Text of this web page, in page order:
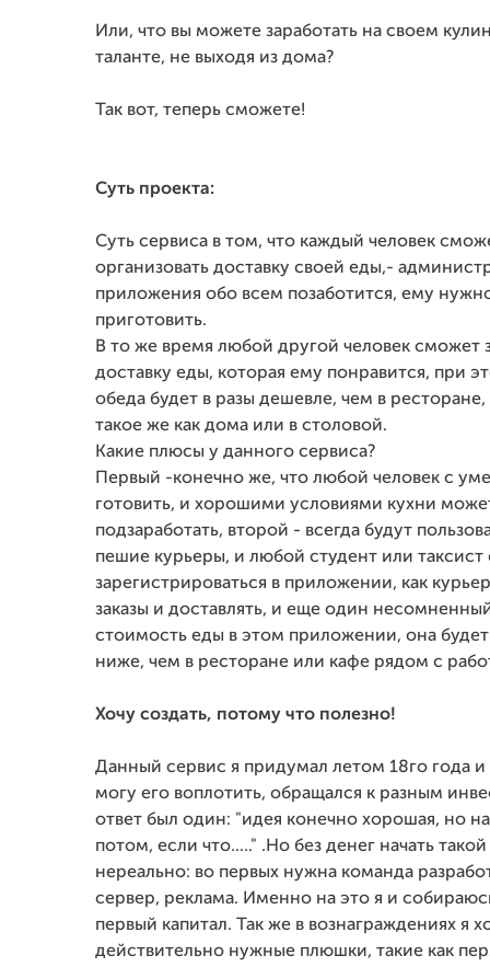
Или, что вы можете заработать на своем
таланте, не выходя из дома?
Так вот, теперь сможете!
Суть проекта:
Суть сервиса в том, что каждый человек
организовать доставку своей еды,-
приложения обо всем позаботится, ему
приготовить.
В то же время любой другой человек сможет
доставку еды, которая ему понравится, при
обеда будет в разы дешевле, чем в ресторане,
такое же как дома или в столовой.
Какие плюсы у данного сервиса?
Первый -конечно же, что любой человек с
готовить, и хорошими условиями кухни
подзаработать, второй - всегда будут
пешие курьеры, и любой студент или
зарегистрироваться в приложении, как
заказы и доставлять, и еще один
стоимость еды в этом приложении, она
ниже, чем в ресторане или кафе рядом с
Хочу создать, потому что полезно!
Данный сервис я придумал летом 18го года и
могу его воплотить, обращался к разным
ответ был один: "идея конечно хорошая, но
потом, если что....." .Но без денег начать
нереально: во первых нужна команда
сервер, реклама. Именно на это я и
первый капитал. Так же в вознаграждениях я
действительно нужные плюшки, такие как